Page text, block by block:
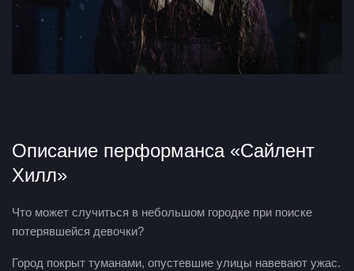
Описание перформанса «Сайлент
Хилл»
Что может случиться в небольшом городке при поиске
потерявшейся девочки?
Город покрыт туманами, опустевшие улицы навевают ужас.